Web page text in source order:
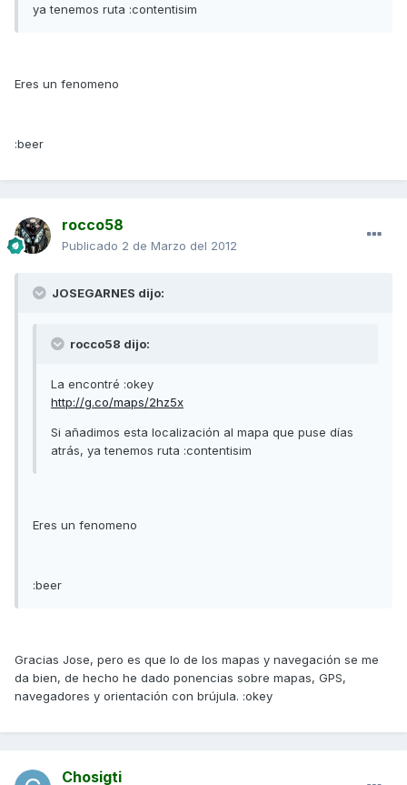
ya tenemos ruta :contentisim
Eres un fenomeno
:beer
rocco58
Publicado 2 de Marzo del 2012
JOSEGARNES dijo:
rocco58 dijo:
La encontré :okey
http://g.co/maps/2hz5x
Si añadimos esta localización al mapa que puse días
atrás, ya tenemos ruta :contentisim
Eres un fenomeno
:beer
Gracias Jose, pero es que lo de los mapas y navegación se me
da bien, de hecho he dado ponencias sobre mapas, GPS,
navegadores y orientación con brújula. :okey
Chosigti